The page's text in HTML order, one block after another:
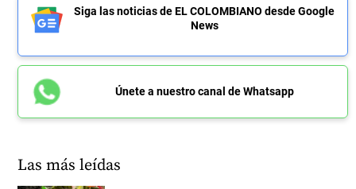
Siga las noticias de EL COLOMBIANO desde Google
News
Únete a nuestro canal de Whatsapp
Las más leídas